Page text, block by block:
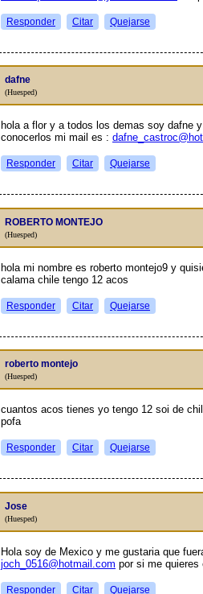
Responder Citar Quejarse
dafne
(Huesped)
hola a flor y a todos los demas soy dafne
conocerlos mi mail es :
Responder Citar Quejarse
ROBERTO MONTEJO
(Huesped)
hola mi nombre es roberto montejo9 y
calama chile tengo 12 aсos
Responder Citar Quejarse
roberto montejo
(Huesped)
cuantos aсos tienes yo tengo 12 soi de
pofa
Responder Citar Quejarse
Jose
(Huesped)
Hola soy de Mexico y me gustaria que
joch_0516@hotmail.com por si me quieres
Responder Citar Quejarse